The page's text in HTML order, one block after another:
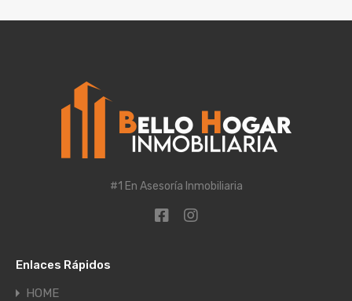
#1 En Asesoría Inmobiliaria
Enlaces Rápidos
HOME